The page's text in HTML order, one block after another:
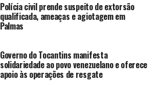
Polícia civil prende suspeito de extorsão
qualificada, ameaças e agiotagem em
Palmas
Governo do Tocantins manifesta
solidariedade ao povo venezuelano e oferece
apoio às operações de resgate